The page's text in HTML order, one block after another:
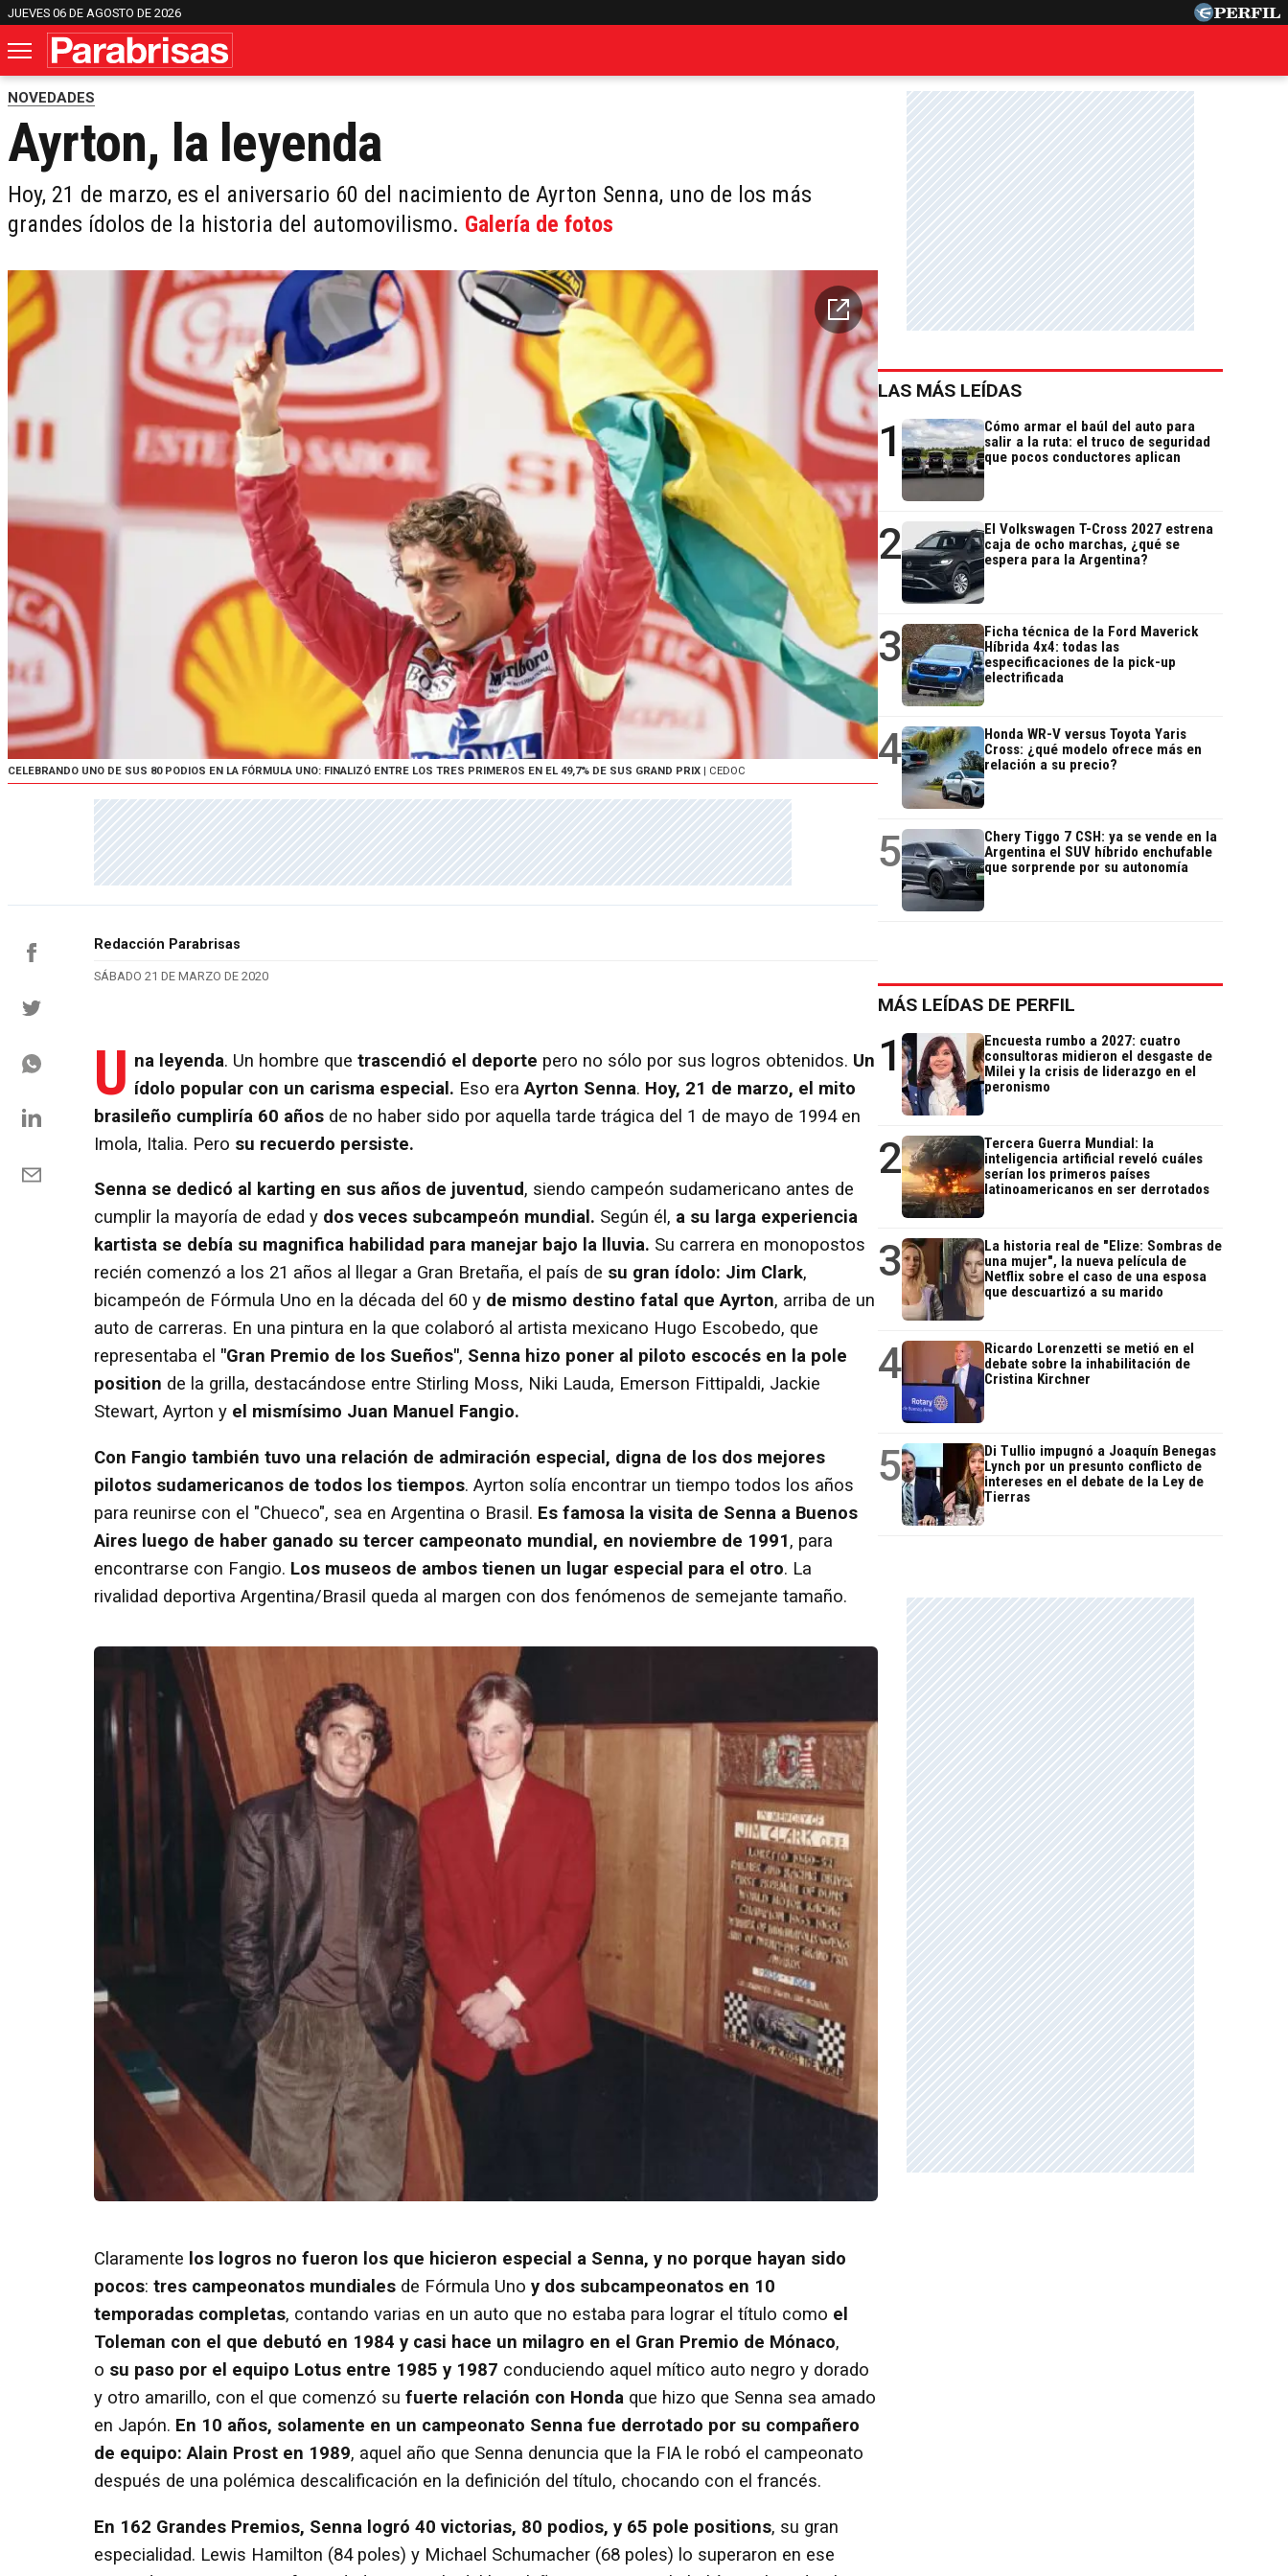
JUEVES 06 DE AGOSTO DE 2026
NOVEDADES
Ayrton, la leyenda
Hoy, 21 de marzo, es el aniversario 60 del nacimiento de Ayrton Senna, uno de los más
grandes ídolos de la historia del automovilismo. Galería de fotos
CELEBRANDO UNO DE SUS 80 PODIOS EN LA FÓRMULA UNO: FINALIZÓ ENTRE LOS TRES PRIMEROS EN EL 49,7% DE SUS GRAND PRIX | CEDOC
Redacción Parabrisas
SÁBADO 21 DE MARZO DE 2020
U na leyenda. Un hombre que trascendió el deporte pero no sólo por sus logros obtenidos. Un
ídolo popular con un carisma especial. Eso eraAyrton Senna. Hoy, 21 de marzo, el mito
brasileño cumpliría 60 años de no haber sido por aquella tarde trágica del 1 de mayo de 1994 en
Imola, Italia. Pero su recuerdo persiste.
Senna se dedicó al karting en sus años de juventud, siendo campeón sudamericano antes de
cumplir la mayoría de edad y dos veces subcampeón mundial. Según él, a su larga experiencia
kartista se debía su magnifica habilidad para manejar bajo la lluvia. Su carrera en monopostos
recién comenzó a los 21 años al llegar a Gran Bretaña, el país de su gran ídolo: Jim Clark,
bicampeón de Fórmula Uno en la década del 60 y de mismo destino fatal que Ayrton, arriba de un
auto de carreras. En una pintura en la que colaboró al artista mexicano Hugo Escobedo, que
representaba el "Gran Premio de los Sueños", Senna hizo poner al piloto escocés en la pole
position de la grilla, destacándose entre Stirling Moss, Niki Lauda, Emerson Fittipaldi, Jackie
Stewart, Ayrton y el mismísimo Juan Manuel Fangio.
Con Fangio también tuvo una relación de admiración especial, digna de los dos mejores
pilotos sudamericanos de todos los tiempos. Ayrton solía encontrar un tiempo todos los años
para reunirse con el "Chueco", sea en Argentina o Brasil. Es famosa la visita de Senna a Buenos
Aires luego de haber ganado su tercer campeonato mundial, en noviembre de 1991, para
encontrarse con Fangio. Los museos de ambos tienen un lugar especial para el otro. La
rivalidad deportiva Argentina/Brasil queda al margen con dos fenómenos de semejante tamaño.
Claramente los logros no fueron los que hicieron especial a Senna, y no porque hayan sido
pocos: tres campeonatos mundiales de Fórmula Uno y dos subcampeonatos en 10
temporadas completas, contando varias en un auto que no estaba para lograr el título como el
Toleman con el que debutó en 1984 y casi hace un milagro en el Gran Premio de Mónaco,
o su paso por el equipo Lotus entre 1985 y 1987 conduciendo aquel mítico auto negro y dorado
y otro amarillo, con el que comenzó su fuerte relación con Honda que hizo que Senna sea amado
en Japón. En 10 años, solamente en un campeonato Senna fue derrotado por su compañero
de equipo: Alain Prost en 1989, aquel año que Senna denuncia que la FIA le robó el campeonato
después de una polémica descalificación en la definición del título, chocando con el francés.
En 162 Grandes Premios, Senna logró 40 victorias, 80 podios, y 65 pole positions, su gran
especialidad. Lewis Hamilton (84 poles) y Michael Schumacher (68 poles) lo superaron en ese
LAS MÁS LEÍDAS
1
Cómo armar el baúl del auto para
salir a la ruta: el truco de seguridad
que pocos conductores aplican
2
El Volkswagen T-Cross 2027 estrena
caja de ocho marchas, ¿qué se
espera para la Argentina?
3
Ficha técnica de la Ford Maverick
Híbrida 4x4: todas las
especificaciones de la pick-up
electrificada
4
Honda WR-V versus Toyota Yaris
Cross: ¿qué modelo ofrece más en
relación a su precio?
5
Chery Tiggo 7 CSH: ya se vende en la
Argentina el SUV híbrido enchufable
que sorprende por su autonomía
MÁS LEÍDAS DE PERFIL
1
Encuesta rumbo a 2027: cuatro
consultoras midieron el desgaste de
Milei y la crisis de liderazgo en el
peronismo
2
Tercera Guerra Mundial: la
inteligencia artificial reveló cuáles
serían los primeros países
latinoamericanos en ser derrotados
3
La historia real de "Elize: Sombras de
una mujer", la nueva película de
Netflix sobre el caso de una esposa
que descuartizó a su marido
4
Ricardo Lorenzetti se metió en el
debate sobre la inhabilitación de
Cristina Kirchner
5
Di Tullio impugnó a Joaquín Benegas
Lynch por un presunto conflicto de
intereses en el debate de la Ley de
Tierras